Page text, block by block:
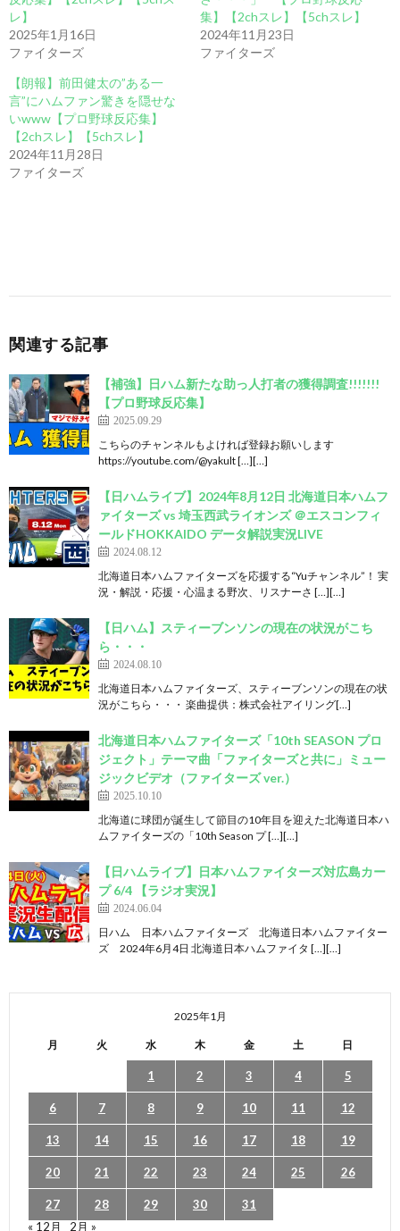
レ】
2025年1月16日
ファイターズ
集】【2chスレ】【5chスレ】
2024年11月23日
ファイターズ
【朗報】前田健太の”ある一
言”にハムファン驚きを隠せな
いwww【プロ野球反応集】
【2chスレ】【5chスレ】
2024年11月28日
ファイターズ
関連する記事
【補強】日ハム新たな助っ人打者の獲得調査!!!!!!!
【プロ野球反応集】
2025.09.29
こちらのチャンネルもよければ登録お願いします
https://youtube.com/@yakult […][…]
【日ハムライブ】2024年8月12日 北海道日本ハムフ
ァイターズ vs 埼玉西武ライオンズ ＠エスコンフィ
ールドHOKKAIDO データ解説実況LIVE
2024.08.12
北海道日本ハムファイターズを応援する“Yuチャンネル”！ 実
況・解説・応援・心温まる野次、リスナーさ […][…]
【日ハム】スティーブンソンの現在の状況がこち
ら・・・
2024.08.10
北海道日本ハムファイターズ、スティーブンソンの現在の状
況がこちら・・・ 楽曲提供：株式会社アイリング[…]
北海道日本ハムファイターズ「10th SEASON プロ
ジェクト」テーマ曲「ファイターズと共に」ミュー
ジックビデオ（ファイターズ ver.）
2025.10.10
北海道に球団が誕生して節目の10年目を迎えた北海道日本ハ
ムファイターズの「10th Season プ […][…]
【日ハムライブ】日本ハムファイターズ対広島カー
プ 6/4 【ラジオ実況】
2024.06.04
日ハム 日本ハムファイターズ 北海道日本ハムファイター
ズ 2024年6月4日 北海道日本ハムファイタ […][…]
2025年1月
月 火 水 木 金 土 日
1 2 3 4 5
6 7 8 9 10 11 12
13 14 15 16 17 18 19
20 21 22 23 24 25 26
27 28 29 30
31
« 12月
2月 »